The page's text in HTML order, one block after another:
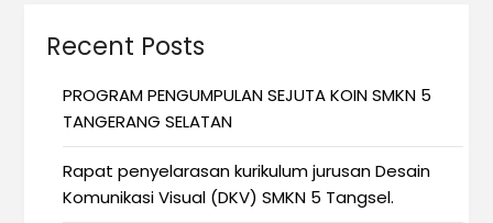
Recent Posts
PROGRAM PENGUMPULAN SEJUTA KOIN SMKN 5
TANGERANG SELATAN
Rapat penyelarasan kurikulum jurusan Desain
Komunikasi Visual (DKV) SMKN 5 Tangsel.